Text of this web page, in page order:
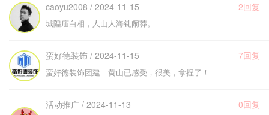
caoyu2008 / 2024-11-15 2回复
城隍庙白相，人山人海钆闹莽。
蛮好德装饰 / 2024-11-15 7回复
蛮好德装饰团建｜黄山已感受，很美，拿捏了！
活动推广 / 2024-11-13 0回复